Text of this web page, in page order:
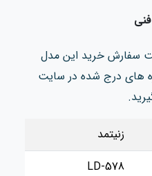
سفارش خرید این مدل
های درج شده در سایت
زنیتمد
LD-578